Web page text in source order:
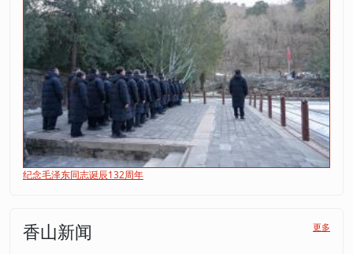
纪念毛泽东同志诞辰132周年
香山新闻 更多